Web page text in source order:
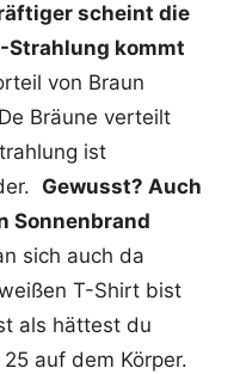
scheint die
Strahlung kommt
von Braun
Bräune verteilt
ist
Gewusst? Auch
Sonnenbrand
sich auch da
T-Shirt bist
als hättest du
auf dem Körper.